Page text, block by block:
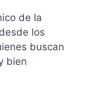
de la
los
buscan
bien